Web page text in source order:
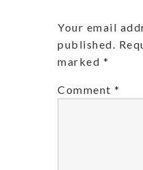
Your email
published.
marked *
Comment *